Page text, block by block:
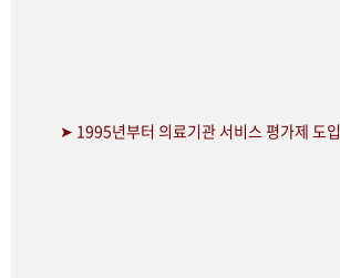
➤ 1995년부터 의료기관 서비스 평가제 도입